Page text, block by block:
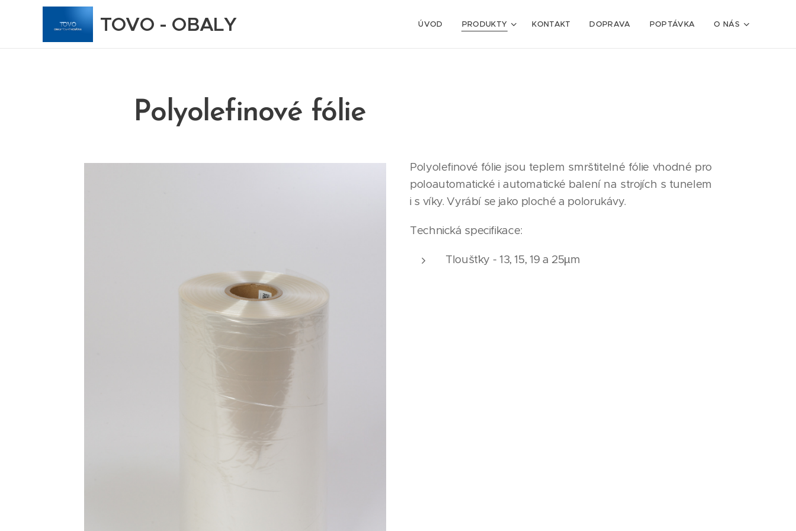
TOVO - OBALY ÚVOD PRODUKTY KONTAKT DOPRAVA POPTÁVKA O NÁS
Polyolefinové fólie
Polyolefinové fólie jsou teplem smrštitelné fólie vhodné pro
poloautomatické i automatické balení na strojích s tunelem
i s víky. Vyrábí se jako ploché a polorukávy.
Technická specifikace:
Tloušťky - 13, 15, 19 a 25µm